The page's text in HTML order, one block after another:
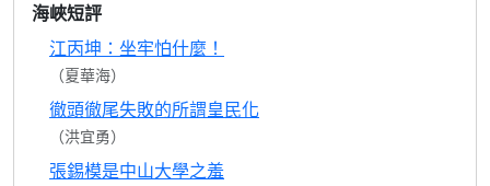
海峽短評
江丙坤：坐牢怕什麼！
（夏華海）
徹頭徹尾失敗的所謂皇民化
（洪宜勇）
張錫模是中山大學之羞